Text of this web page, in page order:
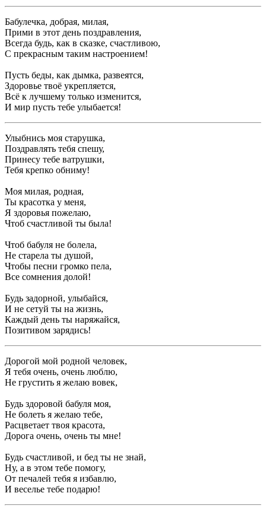
Бабулечка, добрая, милая,
Прими в этот день поздравления,
Всегда будь, как в сказке, счастливою,
С прекрасным таким настроением!
Пусть беды, как дымка, развеятся,
Здоровье твоё укрепляется,
Всё к лучшему только изменится,
И мир пусть тебе улыбается!
Улыбнись моя старушка,
Поздравлять тебя спешу,
Принесу тебе ватрушки,
Тебя крепко обниму!
Моя милая, родная,
Ты красотка у меня,
Я здоровья пожелаю,
Чтоб счастливой ты была!
Чтоб бабуля не болела,
Не старела ты душой,
Чтобы песни громко пела,
Все сомнения долой!
Будь задорной, улыбайся,
И не сетуй ты на жизнь,
Каждый день ты наряжайся,
Позитивом зарядись!
Дорогой мой родной человек,
Я тебя очень, очень люблю,
Не грустить я желаю вовек,
Будь здоровой бабуля моя,
Не болеть я желаю тебе,
Расцветает твоя красота,
Дорога очень, очень ты мне!
Будь счастливой, и бед ты не знай,
Ну, а в этом тебе помогу,
От печалей тебя я избавлю,
И веселье тебе подарю!